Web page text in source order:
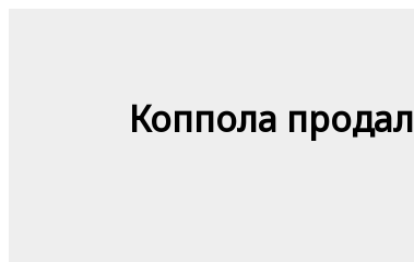
Коппола